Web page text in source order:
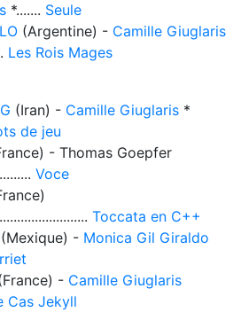
*....... Seule
(Argentine) - Camille Giuglaris
Les Rois Mages
(Iran) - Camille Giuglaris *
de jeu
- Thomas Goepfer
Voce
Toccata en C++
(Mexique) - Monica Gil Giraldo
- Camille Giuglaris
Cas Jekyll